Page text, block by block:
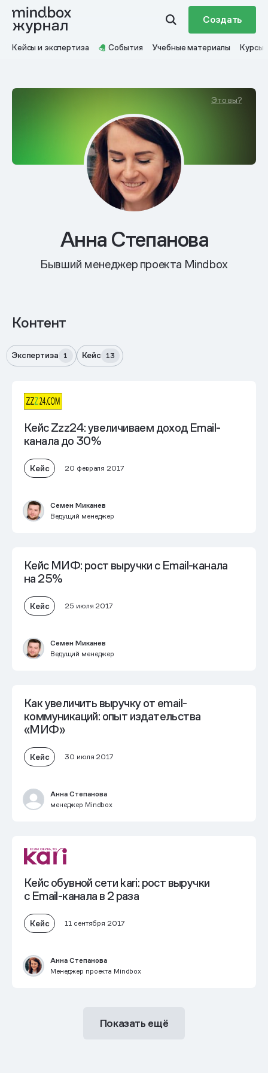
Создать
Кейсы и экспертиза События Учебные материалы Курсы
Это вы?
Анна Степанова
Бывший менеджер проекта Mindbox
Контент
Экспертиза 1 Кейс 13
Кейс Zzz24: увеличиваем доход Email-
канала до 30%
Кейс 20 февраля 2017
Семен Миканев
Ведущий менеджер
Кейс МИФ: рост выручки с Email-канала
на 25%
Кейс 25 июля 2017
Семен Миканев
Ведущий менеджер
Как увеличить выручку от email-
коммуникаций: опыт издательства
«МИФ»
Кейс 30 июля 2017
Анна Степанова
менеджер Mindbox
Кейс обувной сети kari: рост выручки
с Email-канала в 2 раза
Кейс 11 сентября 2017
Анна Степанова
Менеджер проекта Mindbox
Показать ещё